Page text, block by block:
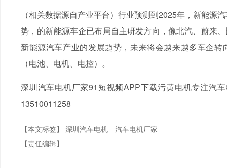
（相关数据源自产业平台）行业预测到2025年，新能源
势，的新能源车企已布局自主研发方向，像北汽、蔚来
新能源汽车产业的发展趋势，未来将会越来越多车企
（电池、电机、电控）。
深圳汽车电机厂家91短视频APP下载污黄电机专注汽
13510011258
【本文标签】 深圳汽车电机
汽车电机厂家
【责任编辑】